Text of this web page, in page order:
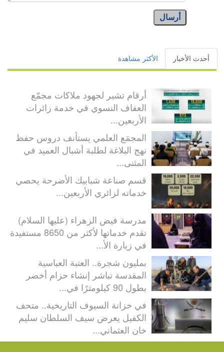
أرسال
أحدث الأخبار الأكثر مشاهدة
أرقام تشير لجهود ملاكات مجمّع
العفاف النسوي في خدمة زائرات
الأربعين...
المجمَع العلمي يستأنف دروس حفظ
نهج البلاغة لطلبة أشبال العميد في
المثنى...
قسم صناعة شبابيك الأضرحة يحصي
خدماته لزائري الأربعين...
مدرسة فيض الزهراء (عليها السلام)
تقدم خدماتها لأكثر من 8650 مستفيدة
في زيارة الأ...
بمليون شجرة.. العتبة العباسية
المقدسة تباشر إنشاء حزام أخضر
بطول 90 كيلومترًا في...
في خزانة السيوف التاريخية.. متحف
الكفيل يعرض سيف السلطان سليم
خان العثماني...